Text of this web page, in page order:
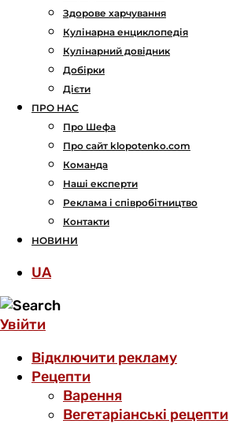
Здорове харчування
Кулінарна енциклопедія
Кулінарний довідник
Добірки
Дієти
ПРО НАС
Про Шефа
Про сайт klopotenko.com
Команда
Наші експерти
Реклама і співробітництво
Контакти
НОВИНИ
UA
Увійти
Відключити рекламу
Рецепти
Варення
Вегетаріанські рецепти